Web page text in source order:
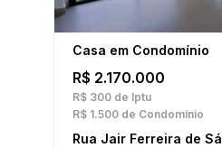
Casa em Condomínio
R$ 2.170.000
R$ 300 de Iptu
R$ 1.500 de Condomínio
Rua Jair Ferreira de Sá